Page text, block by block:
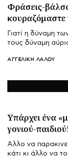
Φράσεις-
Γιατί η δύναμη
τους δύναμη
ΑΓΓΕΛΙΚΉ ΛΆΛΟΥ
Υπάρχει ένα
γονιού-
Άλλο να
κάτι κι άλλο να